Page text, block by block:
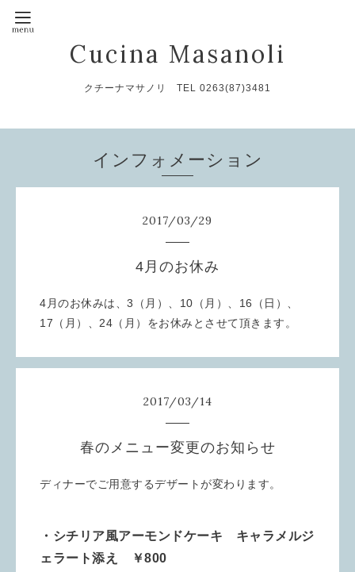
Cucina Masanoli
クチーナマサノリ TEL 0263(87)3481
インフォメーション
2017/03/29
4月のお休み
4月のお休みは、3（月）、10（月）、16（日）、
17（月）、24（月）をお休みとさせて頂きます。
2017/03/14
春のメニュー変更のお知らせ
ディナーでご用意するデザートが変わります。
・シチリア風アーモンドケーキ キャラメルジ
ェラート添え ￥800